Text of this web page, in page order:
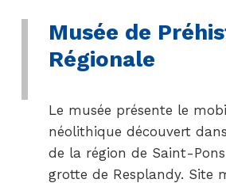
Musée de
Régionale
Le musée présente le
néolithique découvert
de la région de Saint-
grotte de Resplandy. Site